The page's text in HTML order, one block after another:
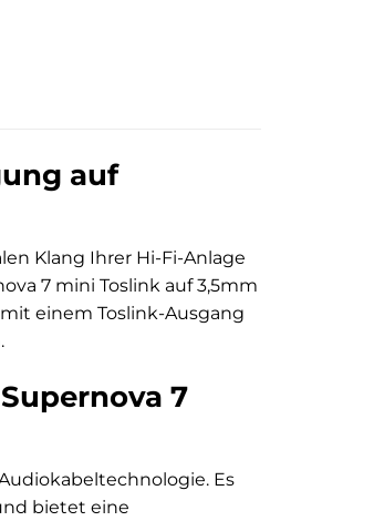
auf
Klang Ihrer Hi-Fi-Anlage
7 mini Toslink auf 3,5mm
einem Toslink-Ausgang
7
Es
bietet eine